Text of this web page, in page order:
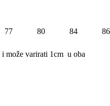
77 80 84 86
i može varirati 1cm u oba